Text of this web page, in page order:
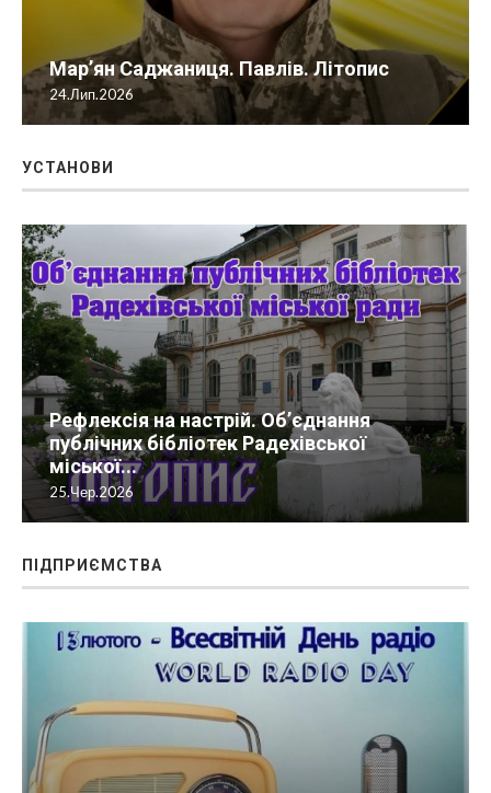
Мар’ян Саджаниця. Павлів. Літопис
24.Лип.2026
УСТАНОВИ
Рефлексія на настрій. Об’єднання
публічних бібліотек Радехівської
міської...
25.Чер.2026
ПІДПРИЄМСТВА